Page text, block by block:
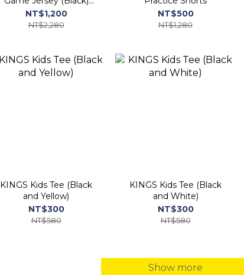
Joseph Lin
NT$1,200
NT$2,280
NT$500
NT$1,280
KINGS Kids Tee (Black
and Yellow)
NT$300
NT$580
KINGS Kids Tee (Black
and White)
NT$300
NT$580
Show more